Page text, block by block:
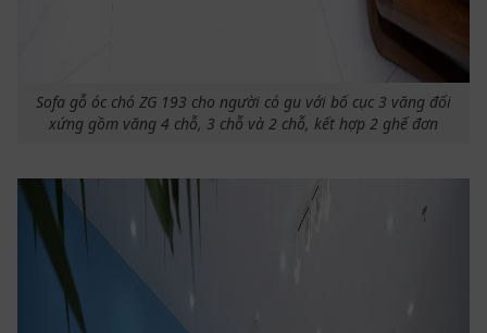
Sofa gỗ óc chó ZG 193 cho người có gu với bố cục 3 văng đối
xứng gồm văng 4 chỗ, 3 chỗ và 2 chỗ, kết hợp 2 ghế đơn